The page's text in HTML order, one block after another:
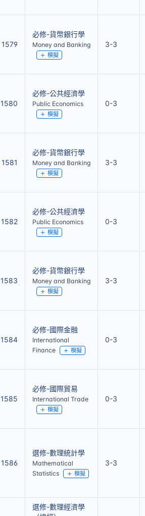
1579
必修-貨幣銀行學
Money and Banking
模擬
3-3
1580
必修-公共經濟學
Public Economics
模擬
0-3
1581
必修-貨幣銀行學
Money and Banking
模擬
3-3
1582
必修-公共經濟學
Public Economics
模擬
0-3
1583
必修-貨幣銀行學
Money and Banking
模擬
3-3
1584
必修-國際金融
International
Finance
模擬
0-3
1585
必修-國際貿易
International Trade
模擬
0-3
1586
選修-數理統計學
Mathematical
Statistics
模擬
3-3
選修-數理經濟學